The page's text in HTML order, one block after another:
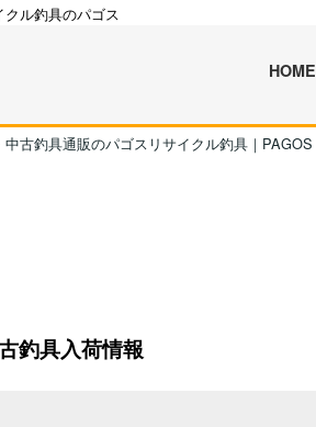
ル釣具のパゴス
HOME
古釣具通販のパゴスリサイクル釣具｜PAGOS
釣具入荷情報